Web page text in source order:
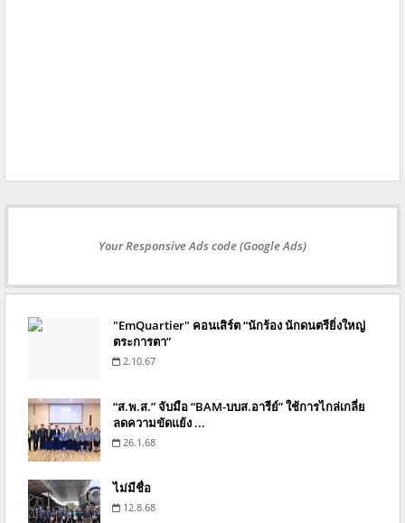
Your Responsive Ads code (Google Ads)
"EmQuartier" คอนเสิร์ต “นักร้อง นักดนตรียิ่งใหญ่
ตระการตา”
2.10.67
“ส.พ.ส.” จับมือ “BAM-บบส.อารีย์” ใช้การไกล่เกลี่ย
ลดความขัดแย้ง ...
26.1.68
ไม่มีชื่อ
12.8.68